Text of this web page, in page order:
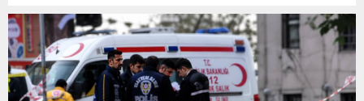
Altaylı, kamu görevinde bulunan kişilerin davranışlarının
topluma örnek olması...